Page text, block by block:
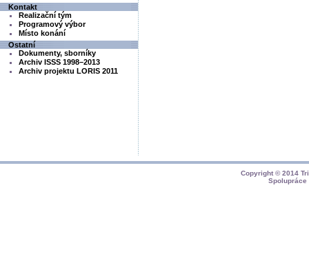
Kontakt
Realizační tým
Programový výbor
Místo konání
Ostatní
Dokumenty, sborníky
Archiv ISSS 1998–2013
Archiv projektu LORIS 2011
Copyright © 2014